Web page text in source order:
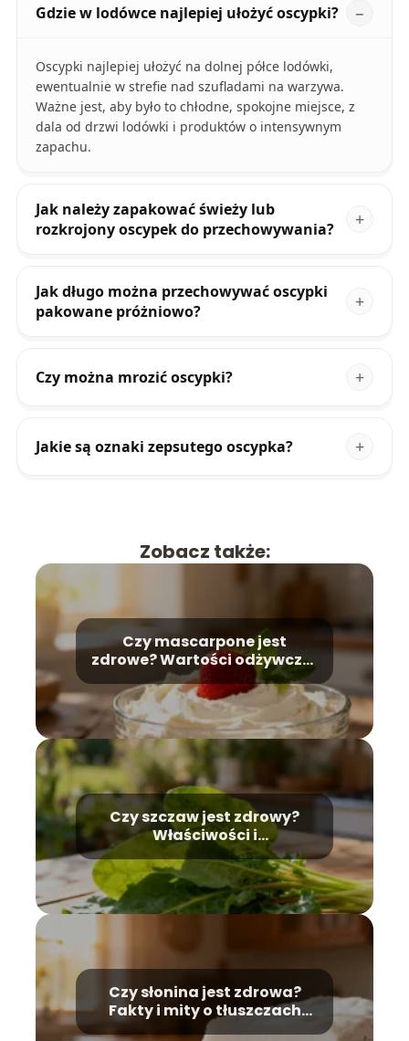
Gdzie w lodówce najlepiej ułożyć oscypki?
Oscypki najlepiej ułożyć na dolnej półce lodówki,
ewentualnie w strefie nad szufladami na warzywa.
Ważne jest, aby było to chłodne, spokojne miejsce, z
dala od drzwi lodówki i produktów o intensywnym
zapachu.
Jak należy zapakować świeży lub
rozkrojony oscypek do przechowywania?
Jak długo można przechowywać oscypki
pakowane próżniowo?
Czy można mrozić oscypki?
Jakie są oznaki zepsutego oscypka?
Zobacz także:
Czy mascarpone jest
zdrowe? Wartości odżywcze i
zastosowanie
Czy szczaw jest zdrowy?
Właściwości i
przeciwwskazania
Czy słonina jest zdrowa?
Fakty i mity o tłuszczach
zwierzęcych